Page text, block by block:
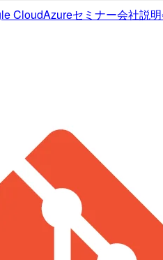
CloudAzureセミナー会社説